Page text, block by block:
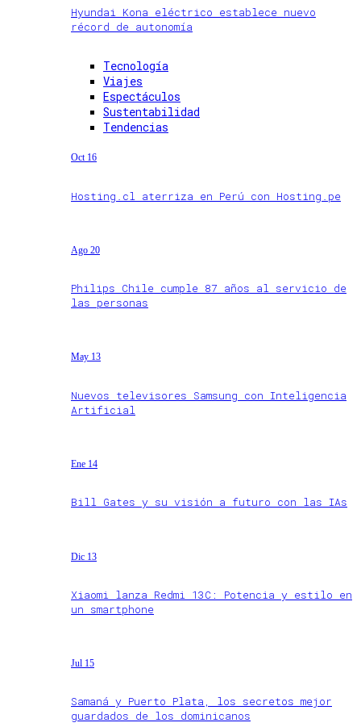
Hyundai Kona eléctrico establece nuevo
récord de autonomía
Tecnología
Viajes
Espectáculos
Sustentabilidad
Tendencias
Oct 16
Hosting.cl aterriza en Perú con Hosting.pe
Ago 20
Philips Chile cumple 87 años al servicio de
las personas
May 13
Nuevos televisores Samsung con Inteligencia
Artificial
Ene 14
Bill Gates y su visión a futuro con las IAs
Dic 13
Xiaomi lanza Redmi 13C: Potencia y estilo en
un smartphone
Jul 15
Samaná y Puerto Plata, los secretos mejor
guardados de los dominicanos